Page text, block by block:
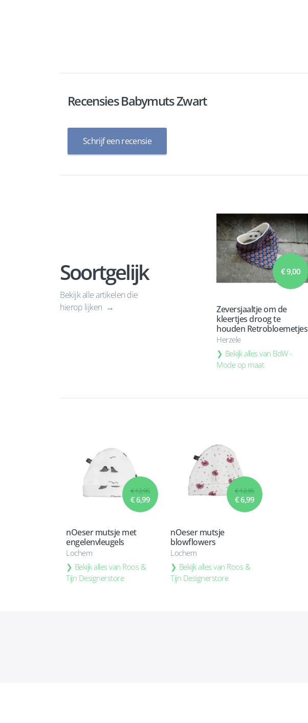
Recensies Babymuts Zwart
Schrijf een recensie
Soortgelijk
Bekijk alle artikelen die
hierop lijken
€ 9,00
Zeversjaaltje om de
kleertjes droog te
houden Retrobloemetjes
Herzele
Bekijk alles van BdW -
Mode op maat
€ 12,95
€ 6,99
nOeser mutsje met
engelenvleugels
Lochem
Bekijk alles van Roos &
Tijn Designerstore
€ 12,95
€ 6,99
nOeser mutsje
blowflowers
Lochem
Bekijk alles van Roos &
Tijn Designerstore